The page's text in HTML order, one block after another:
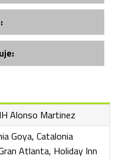
Alonso Martinez
Goya, Catalonia
Atlanta, Holiday Inn